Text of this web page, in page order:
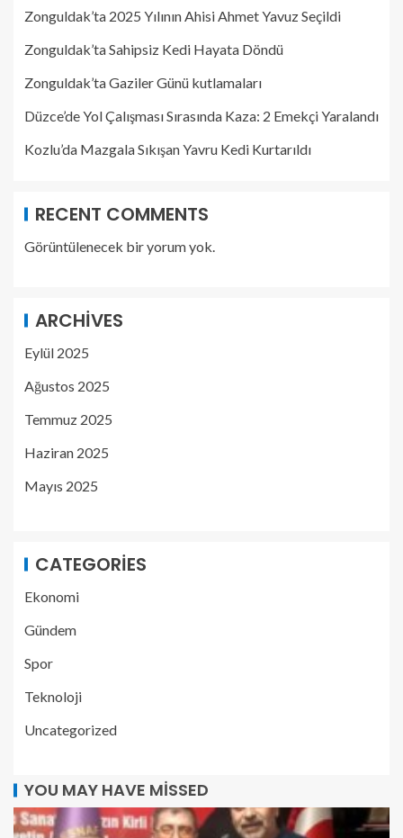
Zonguldak’ta 2025 Yılının Ahisi Ahmet Yavuz Seçildi
Zonguldak’ta Sahipsiz Kedi Hayata Döndü
Zonguldak’ta Gaziler Günü kutlamaları
Düzce’de Yol Çalışması Sırasında Kaza: 2 Emekçi Yaralandı
Kozlu’da Mazgala Sıkışan Yavru Kedi Kurtarıldı
RECENT COMMENTS
Görüntülenecek bir yorum yok.
ARCHIVES
Eylül 2025
Ağustos 2025
Temmuz 2025
Haziran 2025
Mayıs 2025
CATEGORIES
Ekonomi
Gündem
Spor
Teknoloji
Uncategorized
YOU MAY HAVE MISSED